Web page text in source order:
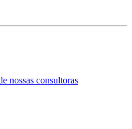
nossas consultoras